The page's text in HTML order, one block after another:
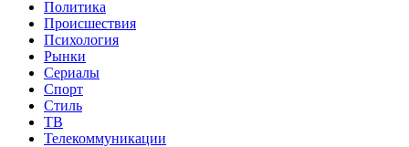
Политика
Происшествия
Психология
Рынки
Сериалы
Спорт
Стиль
ТВ
Телекоммуникации